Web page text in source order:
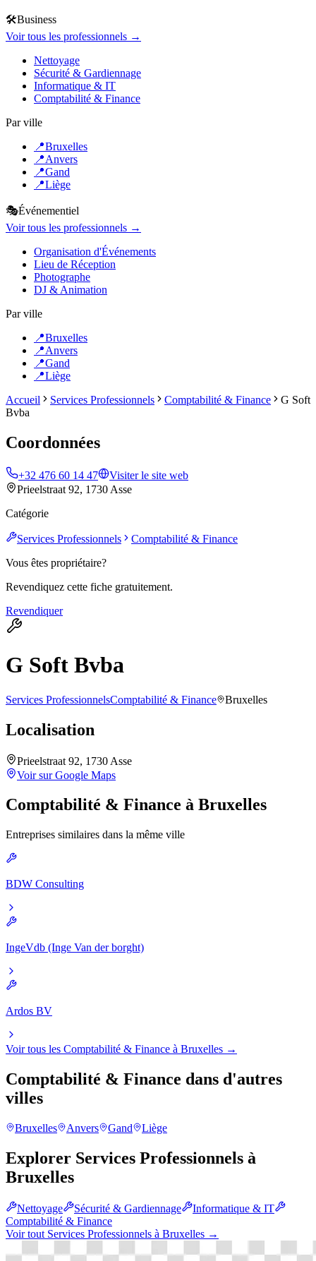
🛠️Business
Voir tous les professionnels →
Nettoyage
Sécurité & Gardiennage
Informatique & IT
Comptabilité & Finance
Par ville
📍Bruxelles
📍Anvers
📍Gand
📍Liège
🎭Événementiel
Voir tous les professionnels →
Organisation d'Événements
Lieu de Réception
Photographe
DJ & Animation
Par ville
📍Bruxelles
📍Anvers
📍Gand
📍Liège
Accueil
Services Professionnels Comptabilité & Finance
G Soft
Bvba
Coordonnées
+32 476 60 14 47
Visiter le site web
Prieelstraat 92, 1730 Asse
Catégorie
Services Professionnels
Comptabilité & Finance
Vous êtes propriétaire?
Revendiquez cette fiche gratuitement.
Revendiquer
G Soft Bvba
Services ProfessionnelsComptabilité & Finance Bruxelles
Localisation
Prieelstraat 92, 1730 Asse
Voir sur Google Maps
Comptabilité & Finance à Bruxelles
Entreprises similaires dans la même ville
BDW Consulting
IngeVdb (Inge Van der borght)
Ardos BV
Voir tous les Comptabilité & Finance à Bruxelles →
Comptabilité & Finance dans d'autres
villes
Bruxelles Anvers Gand Liège
Explorer Services Professionnels à
Bruxelles
Nettoyage Sécurité & Gardiennage
Informatique & IT
Comptabilité & Finance
Voir tout Services Professionnels à Bruxelles →